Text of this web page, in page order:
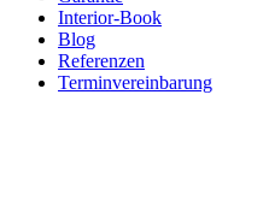
Interior-Book
Blog
Referenzen
Terminvereinbarung